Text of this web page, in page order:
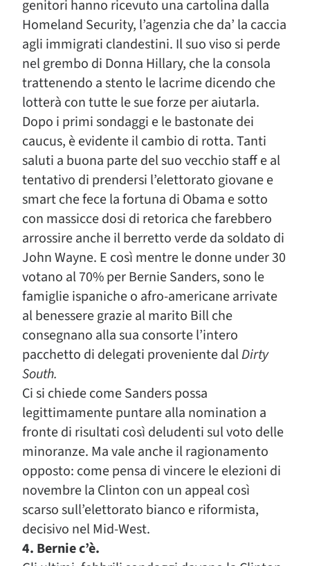
genitori hanno ricevuto una cartolina dalla
Homeland Security, l’agenzia che da’ la caccia
agli immigrati clandestini. Il suo viso si perde
nel grembo di Donna Hillary, che la consola
trattenendo a stento le lacrime dicendo che
lotterà con tutte le sue forze per aiutarla.
Dopo i primi sondaggi e le bastonate dei
caucus, è evidente il cambio di rotta. Tanti
saluti a buona parte del suo vecchio staff e al
tentativo di prendersi l’elettorato giovane e
smart che fece la fortuna di Obama e sotto
con massicce dosi di retorica che farebbero
arrossire anche il berretto verde da soldato di
John Wayne. E così mentre le donne under 30
votano al 70% per Bernie Sanders, sono le
famiglie ispaniche o afro-americane arrivate
al benessere grazie al marito Bill che
consegnano alla sua consorte l’intero
pacchetto di delegati proveniente dalDirty
South.
Ci si chiede come Sanders possa
legittimamente puntare alla nomination a
fronte di risultati così deludenti sul voto delle
minoranze. Ma vale anche il ragionamento
opposto: come pensa di vincere le elezioni di
novembre la Clinton con un appeal così
scarso sull’elettorato bianco e riformista,
decisivo nel Mid-West.
4. Bernie c’è.